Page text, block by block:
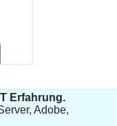
Erfahrung.
Adobe,